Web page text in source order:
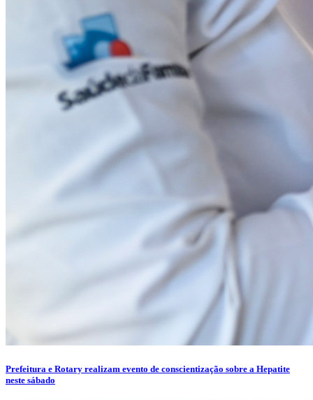
Prefeitura e Rotary realizam evento de conscientização sobre a Hepatite
neste sábado